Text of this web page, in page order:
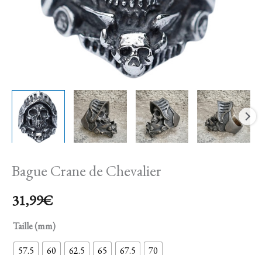
Bague Crane de Chevalier
31,99€
Taille (mm)
57.5 60 62.5 65 67.5 70